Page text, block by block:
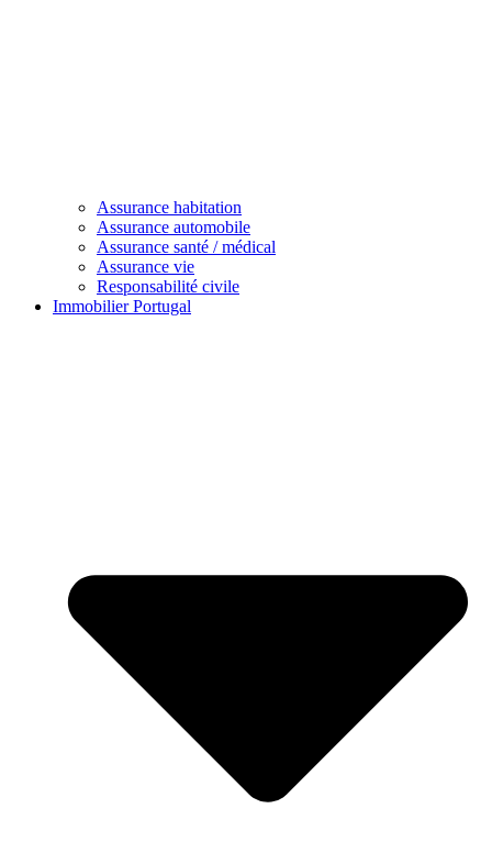
Assurance habitation
Assurance automobile
Assurance santé / médical
Assurance vie
Responsabilité civile
Immobilier Portugal